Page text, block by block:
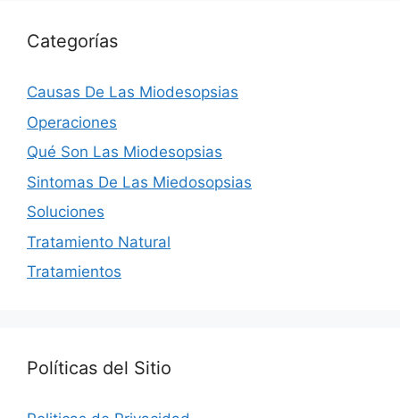
Categorías
Causas De Las Miodesopsias
Operaciones
Qué Son Las Miodesopsias
Sintomas De Las Miedosopsias
Soluciones
Tratamiento Natural
Tratamientos
Políticas del Sitio